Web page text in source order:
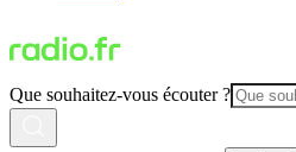
Que souhaitez-vous écouter ?